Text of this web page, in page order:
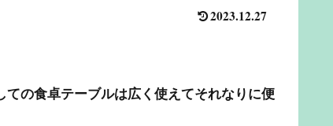
2023.12.27
の食卓テーブルは広く使えてそれなりに便